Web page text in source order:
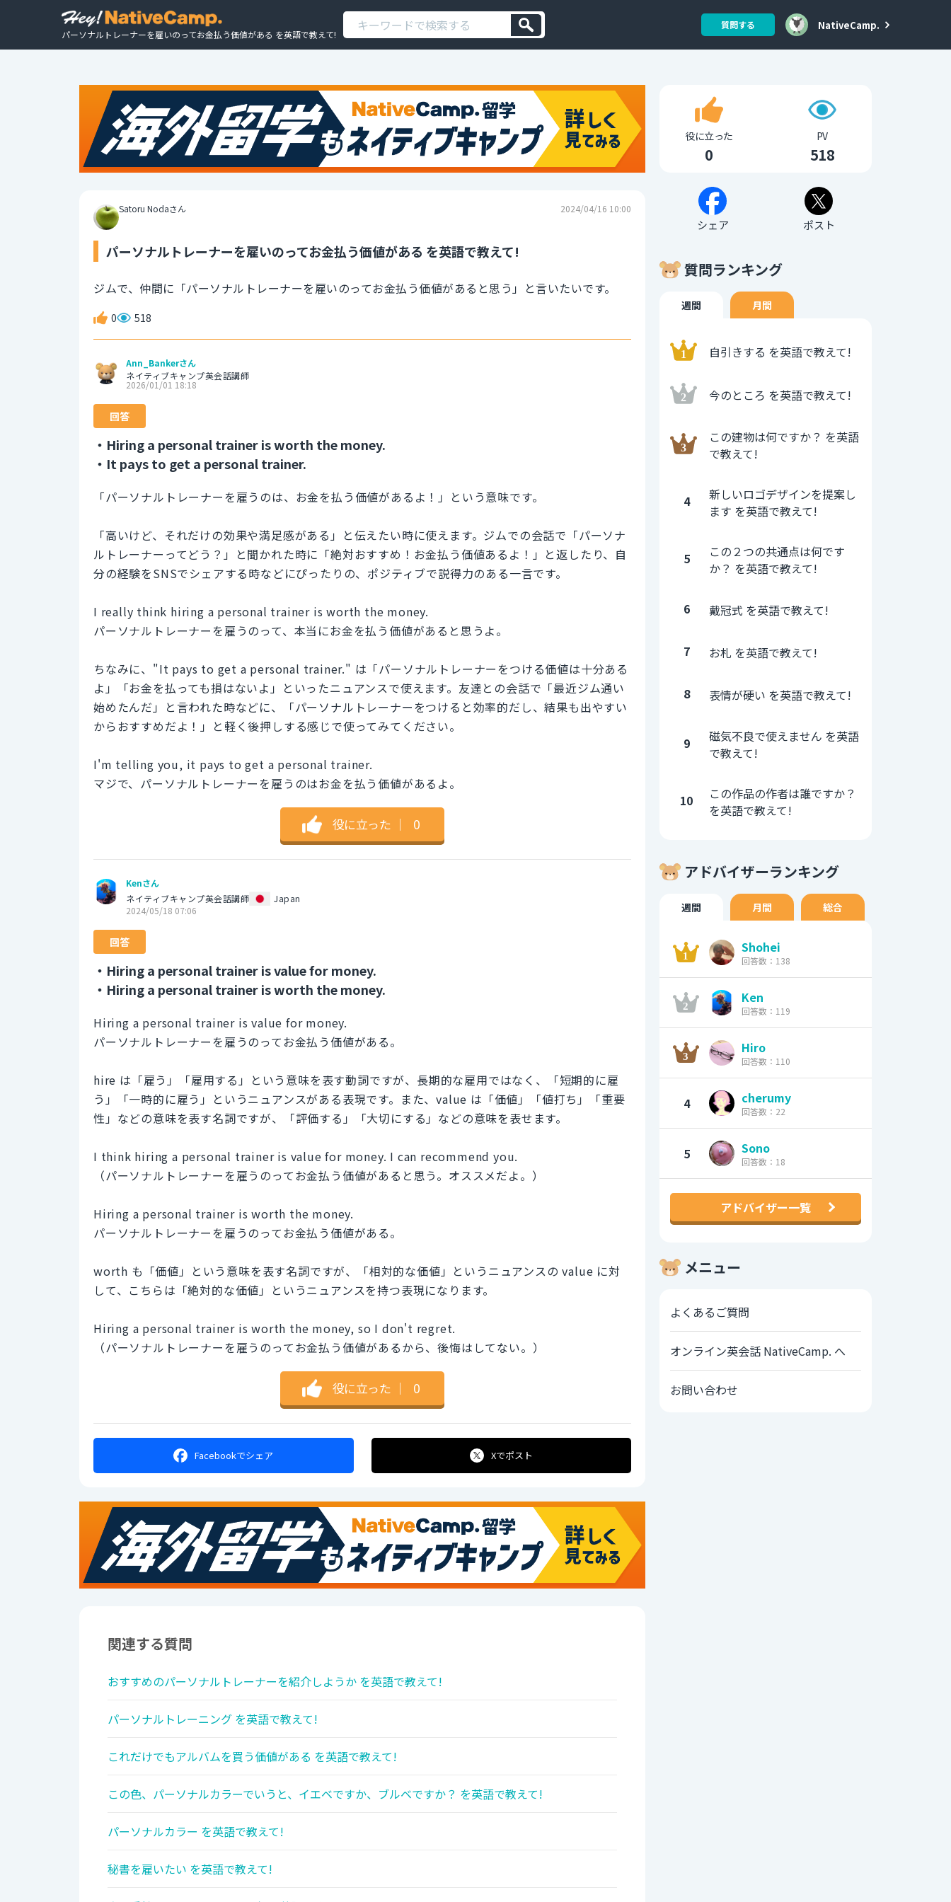
パーソナルトレーナーを雇いのってお金払う価値がある を英語で教えて!
質問する NativeCamp.
Satoru Nodaさん 2024/04/16 10:00
パーソナルトレーナーを雇いのってお金払う価値がある を英語で教えて!
ジムで、仲間に「パーソナルトレーナーを雇いのってお金払う価値があると思う」と言いたいです。
0 518
Ann_Bankerさん
ネイティブキャンプ英会話講師
2026/01/01 18:18
回答
・Hiring a personal trainer is worth the money.
・It pays to get a personal trainer.
「パーソナルトレーナーを雇うのは、お金を払う価値があるよ！」という意味です。
「高いけど、それだけの効果や満足感がある」と伝えたい時に使えます。ジムでの会話で「パーソナ
ルトレーナーってどう？」と聞かれた時に「絶対おすすめ！お金払う価値あるよ！」と返したり、自
分の経験をSNSでシェアする時などにぴったりの、ポジティブで説得力のある一言です。
I really think hiring a personal trainer is worth the money.
パーソナルトレーナーを雇うのって、本当にお金を払う価値があると思うよ。
ちなみに、"It pays to get a personal trainer." は「パーソナルトレーナーをつける価値は十分ある
よ」「お金を払っても損はないよ」といったニュアンスで使えます。友達との会話で「最近ジム通い
始めたんだ」と言われた時などに、「パーソナルトレーナーをつけると効率的だし、結果も出やすい
からおすすめだよ！」と軽く後押しする感じで使ってみてください。
I'm telling you, it pays to get a personal trainer.
マジで、パーソナルトレーナーを雇うのはお金を払う価値があるよ。
役に立った ｜ 0
Kenさん
ネイティブキャンプ英会話講師
Japan
2024/05/18 07:06
回答
・Hiring a personal trainer is value for money.
・Hiring a personal trainer is worth the money.
Hiring a personal trainer is value for money.
パーソナルトレーナーを雇うのってお金払う価値がある。
hire は「雇う」「雇用する」という意味を表す動詞ですが、長期的な雇用ではなく、「短期的に雇
う」「一時的に雇う」というニュアンスがある表現です。また、value は「価値」「値打ち」「重要
性」などの意味を表す名詞ですが、「評価する」「大切にする」などの意味を表せます。
I think hiring a personal trainer is value for money. I can recommend you.
（パーソナルトレーナーを雇うのってお金払う価値があると思う。オススメだよ。）
Hiring a personal trainer is worth the money.
パーソナルトレーナーを雇うのってお金払う価値がある。
worth も「価値」という意味を表す名詞ですが、「相対的な価値」というニュアンスの value に対
して、こちらは「絶対的な価値」というニュアンスを持つ表現になります。
Hiring a personal trainer is worth the money, so I don't regret.
（パーソナルトレーナーを雇うのってお金払う価値があるから、後悔はしてない。）
役に立った ｜ 0
Facebookでシェア Xでポスト
関連する質問
おすすめのパーソナルトレーナーを紹介しようか を英語で教えて!
パーソナルトレーニング を英語で教えて!
これだけでもアルバムを買う価値がある を英語で教えて!
この色、パーソナルカラーでいうと、イエベですか、ブルベですか？ を英語で教えて!
パーソナルカラー を英語で教えて!
秘書を雇いたい を英語で教えて!
役に立った
0
PV
518
シェア ポスト
質問ランキング
週間 月間
自引きする を英語で教えて!
今のところ を英語で教えて!
この建物は何ですか？ を英語
で教えて!
4
新しいロゴデザインを提案し
ます を英語で教えて!
5
この２つの共通点は何です
か？ を英語で教えて!
6 戴冠式 を英語で教えて!
7 お札 を英語で教えて!
8 表情が硬い を英語で教えて!
9
磁気不良で使えません を英語
で教えて!
10
この作品の作者は誰ですか？
を英語で教えて!
アドバイザーランキング
週間 月間 総合
Shohei
回答数：138
Ken
回答数：119
Hiro
回答数：110
4 cherumy
回答数：22
5 Sono
回答数：18
アドバイザー一覧
メニュー
よくあるご質問
オンライン英会話 NativeCamp. へ
お問い合わせ